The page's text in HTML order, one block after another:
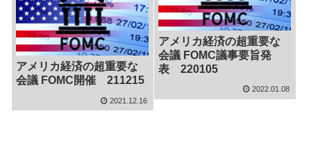
アメリカ経済の超重要な
会議 FOMC議事要旨発
表 220105
2022.01.08
アメリカ経済の超重要な
会議 FOMC開催 211215
2021.12.16